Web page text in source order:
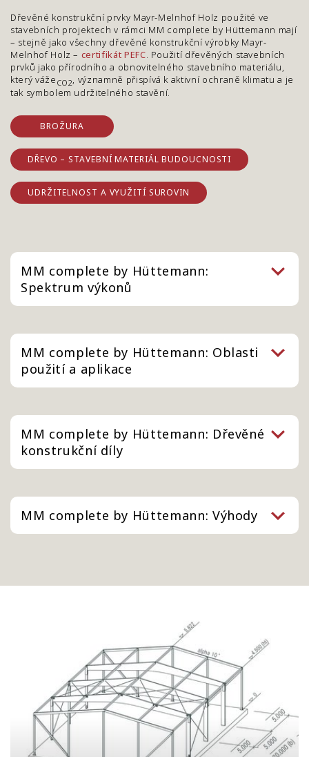
Dřevěné konstrukční prvky Mayr-Melnhof Holz použité ve
stavebních projektech v rámci MM complete by Hüttemann mají
– stejně jako všechny dřevěné konstrukční výrobky Mayr-
Melnhof Holz – certifikát PEFC. Použití dřevěných stavebních
prvků jako přírodního a obnovitelného stavebního materiálu,
který váže CO2, významně přispívá k aktivní ochraně klimatu a je
tak symbolem udržitelného stavění.
BROŽURA
DŘEVO – STAVEBNÍ MATERIÁL BUDOUCNOSTI
UDRŽITELNOST A VYUŽITÍ SUROVIN
MM complete by Hüttemann:
Spektrum výkonů
MM complete by Hüttemann: Oblasti
použití a aplikace
MM complete by Hüttemann: Dřevěné
konstrukční díly
MM complete by Hüttemann: Výhody